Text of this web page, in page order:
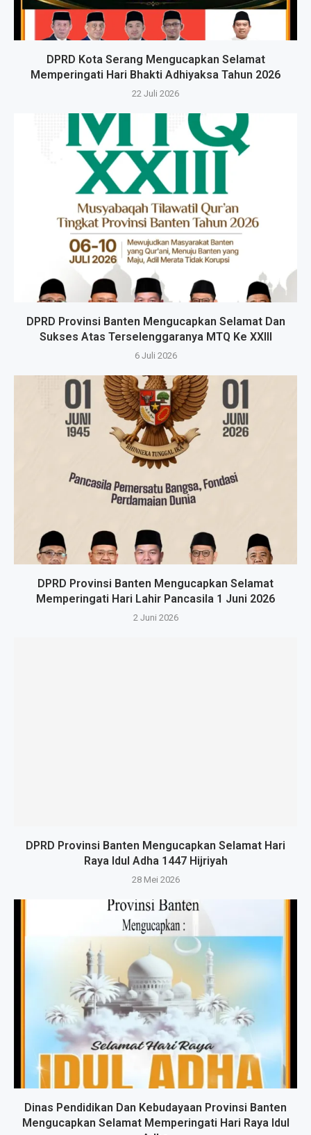
DPRD Kota Serang Mengucapkan Selamat
Memperingati Hari Bhakti Adhiyaksa Tahun 2026
22 Juli 2026
DPRD Provinsi Banten Mengucapkan Selamat Dan
Sukses Atas Terselenggaranya MTQ Ke XXIII
6 Juli 2026
DPRD Provinsi Banten Mengucapkan Selamat
Memperingati Hari Lahir Pancasila 1 Juni 2026
2 Juni 2026
DPRD Provinsi Banten Mengucapkan Selamat Hari
Raya Idul Adha 1447 Hijriyah
28 Mei 2026
Dinas Pendidikan Dan Kebudayaan Provinsi Banten
Mengucapkan Selamat Memperingati Hari Raya Idul